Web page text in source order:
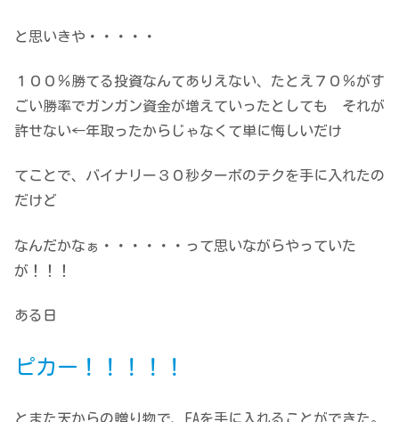
と思いきや・・・・・
１００％勝てる投資なんてありえない、たとえ７０％がす
ごい勝率でガンガン資金が増えていったとしても それが
許せない←年取ったからじゃなくて単に悔しいだけ
てことで、バイナリー３０秒ターボのテクを手に入れたの
だけど
なんだかなぁ・・・・・・って思いながらやっていた
が！！！
ある日
ピカー！！！！！
とまた天からの贈り物で、EAを手に入れることができた。